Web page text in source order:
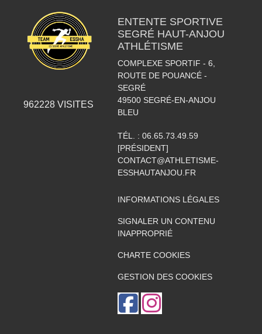
962228 VISITES
ENTENTE SPORTIVE
SEGRÉ HAUT-ANJOU
ATHLÉTISME
COMPLEXE SPORTIF - 6,
ROUTE DE POUANCÉ -
SEGRÉ
49500 SEGRÉ-EN-ANJOU
BLEU
TÉL. : 06.65.73.49.59
[PRÉSIDENT]
CONTACT@ATHLETISME-
ESSHAUTANJOU.FR
INFORMATIONS LÉGALES
SIGNALER UN CONTENU
INAPPROPRIÉ
CHARTE COOKIES
GESTION DES COOKIES